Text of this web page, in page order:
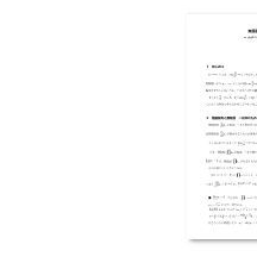
めには，「Tosho数
ていることが必要で
こちら→無償ダウン